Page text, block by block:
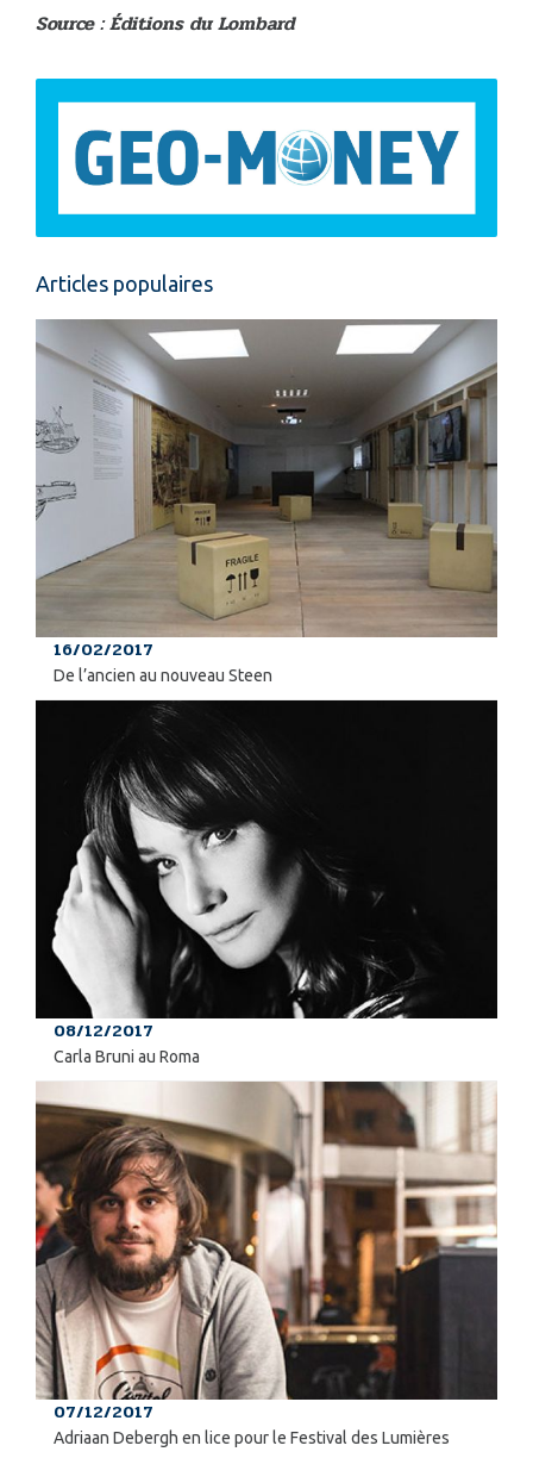
Source : Éditions du Lombard
Articles populaires
16/02/2017
De l’ancien au nouveau Steen
08/12/2017
Carla Bruni au Roma
07/12/2017
Adriaan Debergh en lice pour le Festival des Lumières